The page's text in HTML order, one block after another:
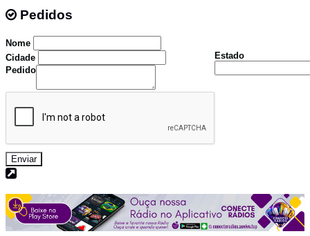
Pedidos
Nome
Cidade
Estado
Pedido
Enviar